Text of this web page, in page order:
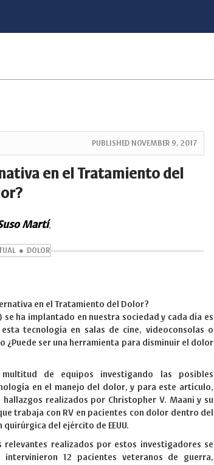
PUBLISHED NOVEMBER 9, 2017
en el Tratamiento del
Martí,
DOLOR
en el Tratamiento del Dolor?
se ha implantado en nuestra sociedad y cada día es
tecnología en salas de cine, videoconsolas o
¿Puede ser una herramienta para disminuir el dolor
de equipos investigando las posibles
en el manejo del dolor, y para este artículo,
hallazgos realizados por Christopher V. Maani y su
trabaja con RV en pacientes con dolor dentro del
del ejército de EEUU.
relevantes realizados por estos investigadores se
12 pacientes veteranos de guerra,